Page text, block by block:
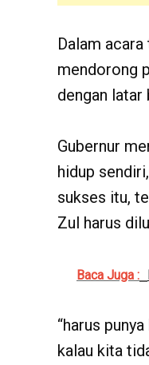
Dalam
mendorong
dengan latar
Gubernur
hidup
sukses itu,
Zul harus
Baca Juga :
“harus
kalau kita